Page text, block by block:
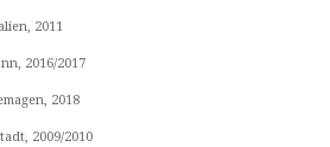
2011
2016/2017
2018
2009/2010